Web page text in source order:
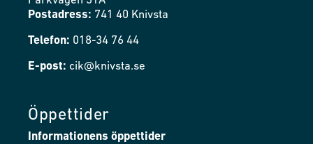
Postadress: 741 40 Knivsta
Telefon: 018-34 76 44
E-post: cik@knivsta.se
Öppettider
Informationens öppettider